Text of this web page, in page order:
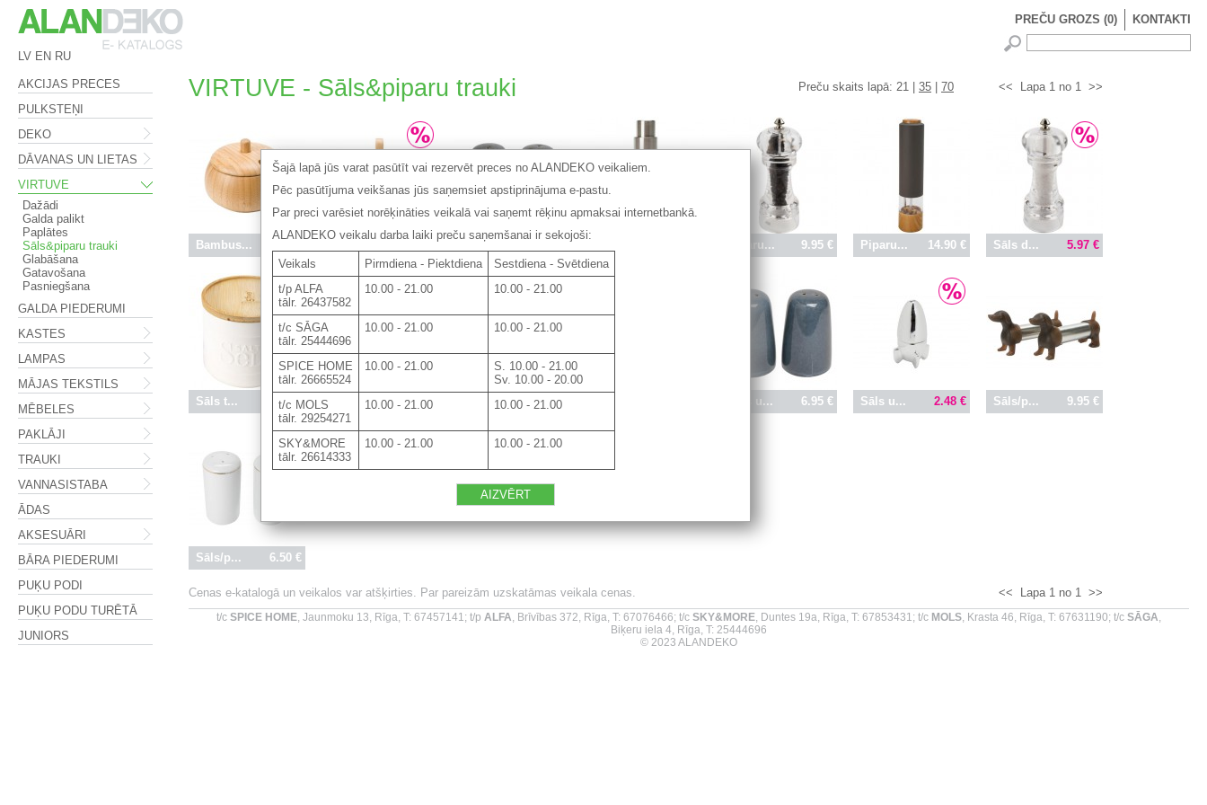
KONTAKTI
PREČU GROZS (0)
LV EN RU
Preču skaits lapā: 21 | 35 70 << Lapa 1 no 1 >>
VIRTUVE - Sāls&piparu trauki
Šajā lapā jūs varat pasūtīt vai rezervēt preces no ALANDEKO veikaliem.
Pēc pasūtījuma veikšanas jūs saņemsiet apstiprinājuma e-pastu.
Par preci varēsiet norēķināties veikalā vai saņemt rēķinu apmaksai internetbankā.
ALANDEKO veikalu darba laiki preču saņemšanai ir sekojoši:
Veikals Pirmdiena - Piektdiena
Sestdiena - Svētdiena
t/p ALFA
tālr. 26437582
10.00 - 21.00 10.00 - 21.00
t/c SĀGA
tālr. 25444696
10.00 - 21.00 10.00 - 21.00
SPICE HOME
tālr. 26665524
10.00 - 21.00
S. 10.00 - 21.00
Sv. 10.00 - 20.00
t/c MOLS
tālr. 29254271
10.00 - 21.00 10.00 - 21.00
SKY&MORE
tālr. 26614333
10.00 - 21.00 10.00 - 21.00
AIZVĒRT
Bambus... Divkrā... 9.95 €
Piparu... 14.90 €
Piparu... 5.97 €
Sāls d...
8.95 €
Sāls t... 1.95 €
Sāls u... 3.95 €
Sāls u... 6.95 €
Sāls u... 2.48 €
Sāls u... 9.95 €
Sāls/p...
6.50 €
Sāls/p...
Cenas e-katalogā un veikalos var atšķirties. Par pareizām uzskatāmas veikala cenas. << Lapa 1 no 1 >>
AKCIJAS PRECES
PULKSTEŅI
DEKO
DĀVANAS UN LIETAS
VIRTUVE
Dažādi
Galda palikt
Paplātes
Sāls&piparu trauki
Glabāšana
Gatavošana
Pasniegšana
GALDA PIEDERUMI
KASTES
LAMPAS
MĀJAS TEKSTILS
MĒBELES
PAKLĀJI
TRAUKI
VANNASISTABA
ĀDAS
AKSESUĀRI
BĀRA PIEDERUMI
PUĶU PODI
PUĶU PODU TURĒTĀ
JUNIORS
t/c SPICE HOME, Jaunmoku 13, Rīga, T: 67457141; t/p ALFA, Brīvības 372, Rīga, T: 67076466; t/c SKY&MORE, Duntes 19a, Rīga, T: 67853431; t/c MOLS, Krasta 46, Rīga, T: 67631190; t/c SĀGA,
Biķeru iela 4, Rīga, T: 25444696
© 2023 ALANDEKO